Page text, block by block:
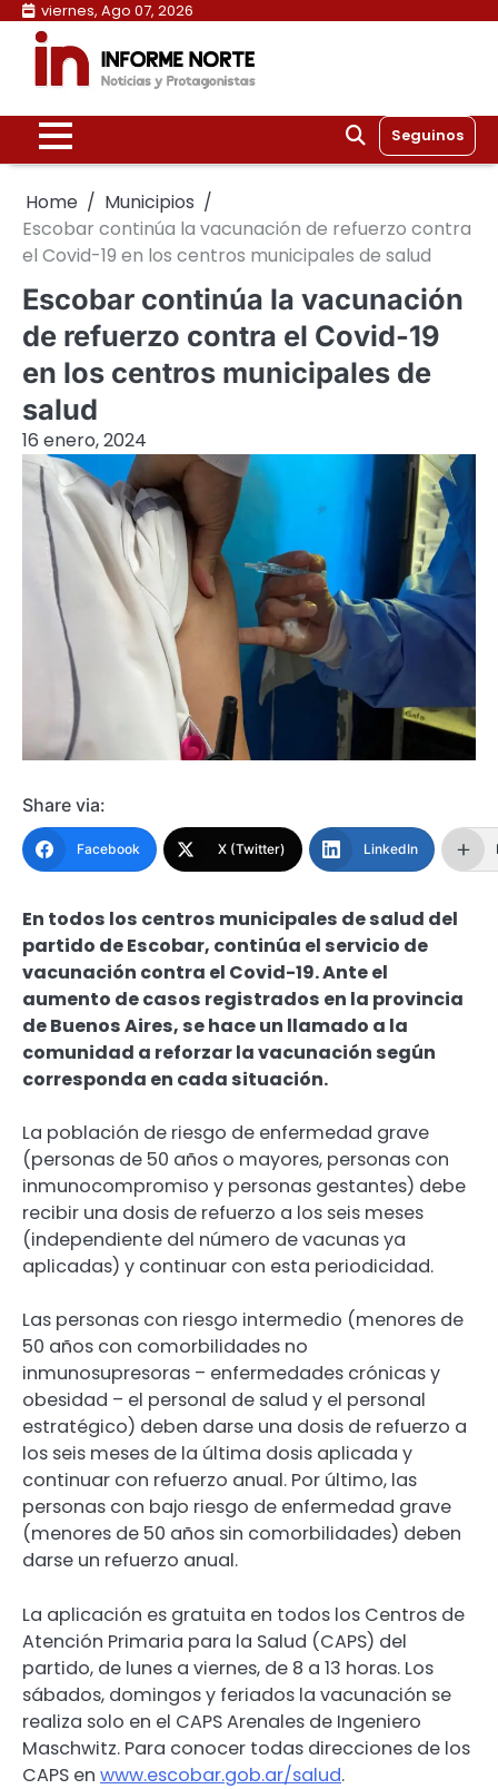
Skip
content
viernes, Ago 07, 2026
Seguinos
Home
Municipios
Escobar continúa la vacunación de refuerzo contra
el Covid-19 en los centros municipales de salud
Escobar continúa la vacunación
de refuerzo contra el Covid-19
en los centros municipales de
salud
16 enero, 2024
Share via:
Facebook X (Twitter) LinkedIn
En todos los centros municipales de salud del
partido de Escobar, continúa el servicio de
vacunación contra el Covid-19. Ante el
aumento de casos registrados en la provincia
de Buenos Aires, se hace un llamado a la
comunidad a reforzar la vacunación según
corresponda en cada situación.
La población de riesgo de enfermedad grave
(personas de 50 años o mayores, personas con
inmunocompromiso y personas gestantes) debe
recibir una dosis de refuerzo a los seis meses
(independiente del número de vacunas ya
aplicadas) y continuar con esta periodicidad.
Las personas con riesgo intermedio (menores de
50 años con comorbilidades no
inmunosupresoras – enfermedades crónicas y
obesidad – el personal de salud y el personal
estratégico) deben darse una dosis de refuerzo a
los seis meses de la última dosis aplicada y
continuar con refuerzo anual. Por último, las
personas con bajo riesgo de enfermedad grave
(menores de 50 años sin comorbilidades) deben
darse un refuerzo anual.
La aplicación es gratuita en todos los Centros de
Atención Primaria para la Salud (CAPS) del
partido, de lunes a viernes, de 8 a 13 horas. Los
sábados, domingos y feriados la vacunación se
realiza solo en el CAPS Arenales de Ingeniero
Maschwitz. Para conocer todas direcciones de los
CAPS en www.escobar.gob.ar/salud.